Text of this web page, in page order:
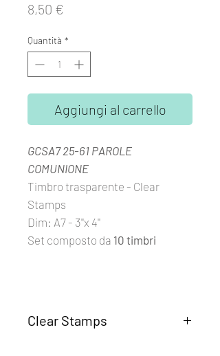
8,50 €
Quantità *
Aggiungi al carrello
GCSA7 25-61 PAROLE
COMUNIONE
Timbro trasparente - Clear
Stamps
Dim: A7 - 3''x 4''
Set composto da 10 timbri
Clear Stamps